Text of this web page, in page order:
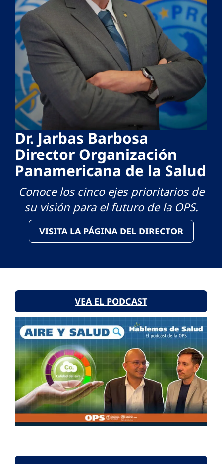
Dr. Jarbas Barbosa
Director Organización
Panamericana de la Salud
Conoce los cinco ejes prioritarios de
su visión para el futuro de la OPS.
VISITA LA PÁGINA DEL DIRECTOR
VEA EL PODCAST